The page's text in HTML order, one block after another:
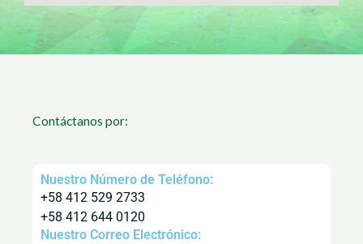
Contáctanos por:
Nuestro Número de Teléfono:
+58 412 529 2733
+58 412 644 0120
Nuestro Correo Electrónico: